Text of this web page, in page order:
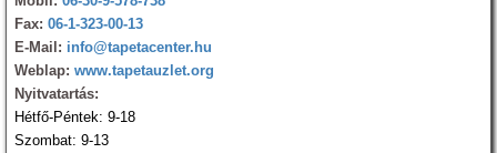
Fax: 06-1-323-00-13
E-Mail: info@tapetacenter.hu
Weblap: www.tapetauzlet.org
Nyitvatartás:
Hétfő-Péntek: 9-18
Szombat: 9-13